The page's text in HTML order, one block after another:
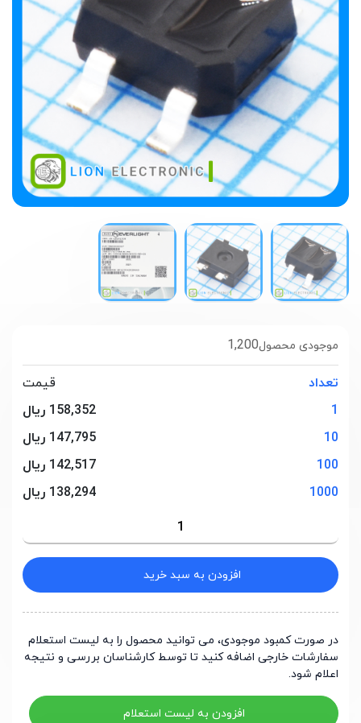
1,200موجودی محصول
تعداد
قیمت
1
158,352 ریال
10
147,795 ریال
100
142,517 ریال
1000
138,294 ریال
افزودن به سبد خرید
در صورت کمبود موجودی، می توانید محصول را به لیست استعلام
سفارشات خارجی اضافه کنید تا توسط کارشناسان بررسی و نتیجه
اعلام شود.
افزودن به لیست استعلام